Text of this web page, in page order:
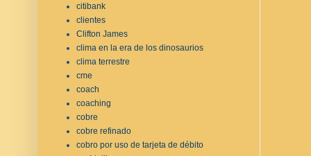
citibank
clientes
Clifton James
clima en la era de los dinosaurios
clima terrestre
cme
coach
coaching
cobre
cobre refinado
cobro por uso de tarjeta de débito